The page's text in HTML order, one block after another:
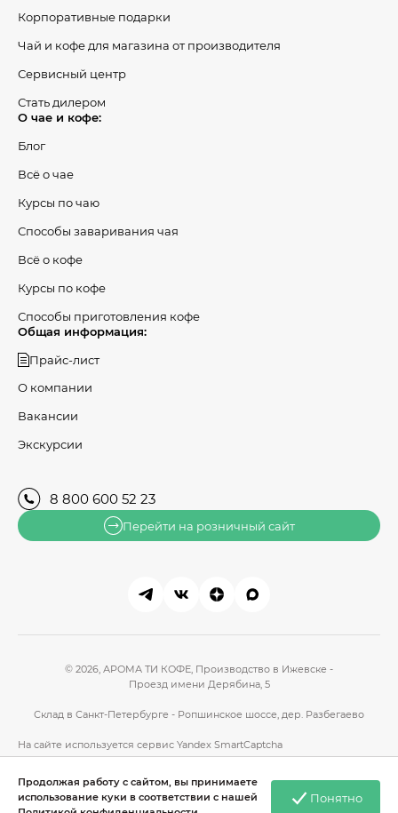
Корпоративные подарки
Чай и кофе для магазина от производителя
Сервисный центр
Стать дилером
О чае и кофе:
Блог
Всё о чае
Курсы по чаю
Способы заваривания чая
Всё о кофе
Курсы по кофе
Способы приготовления кофе
Общая информация:
Прайс-лист
О компании
Вакансии
Экскурсии
8 800 600 52 23
Перейти на розничный сайт
© 2026, АРОМА ТИ КОФЕ, Производство в Ижевске -
Проезд имени Дерябина, 5
Склад в Санкт-Петербурге - Ропшинское шоссе, дер. Разбегаево
На сайте используется сервис Yandex SmartCaptcha
Пользовательское соглашение
Сделано в Гром-ИТ СОФТ
Продолжая работу с сайтом, вы принимаете
использование куки в соответствии с нашей
Понятно